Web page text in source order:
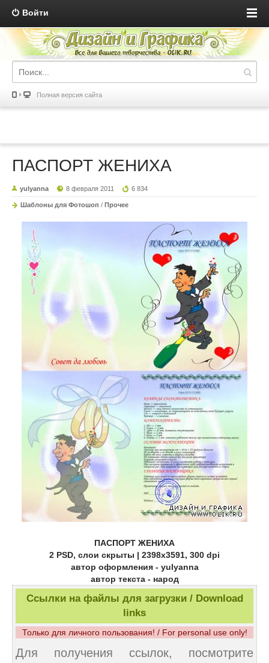
Войти
Полная версия сайта
ПАСПОРТ ЖЕНИХА
yulyanna 8 февраля 2011 6 834
Шаблоны для Фотошоп / Прочее
ПАСПОРТ ЖЕНИХА
2 PSD, слои скрыты | 2398x3591, 300 dpi
автор оформления - yulyanna
автор текста - народ
Ссылки на файлы для загрузки / Download
links
Только для личного пользования! / For personal use only!
Для получения ссылок, посмотрите